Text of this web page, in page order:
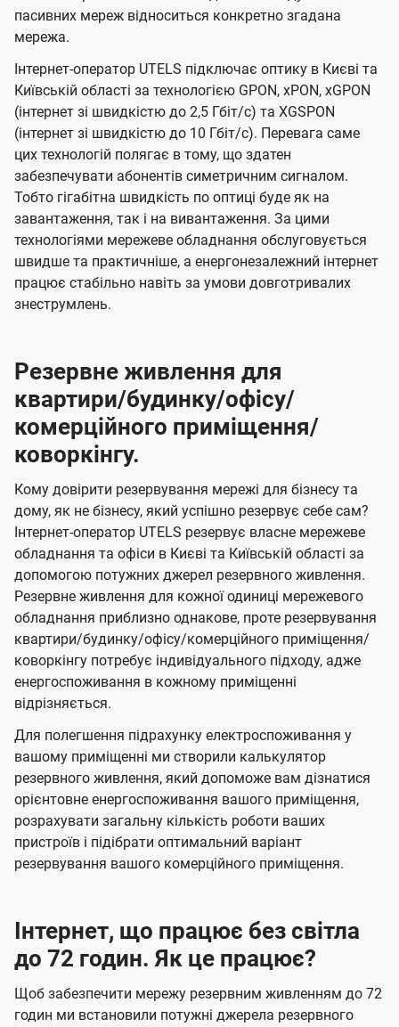
пасивних мереж відноситься конкретно згадана
мережа.
Інтернет-оператор UTELS підключає оптику в Києві та
Київській області за технологією GPON, xPON, xGPON
(інтернет зі швидкістю до 2,5 Гбіт/с) та XGSPON
(інтернет зі швидкістю до 10 Гбіт/с). Перевага саме
цих технологій полягає в тому, що здатен
забезпечувати абонентів симетричним сигналом.
Тобто гігабітна швидкість по оптиці буде як на
завантаження, так і на вивантаження. За цими
технологіями мережеве обладнання обслуговується
швидше та практичніше, а енергонезалежний інтернет
працює стабільно навіть за умови довготривалих
знеструмлень.
Резервне живлення для
квартири/будинку/офісу/
комерційного приміщення/
коворкінгу.
Кому довірити резервування мережі для бізнесу та
дому, як не бізнесу, який успішно резервує себе сам?
Інтернет-оператор UTELS резервує власне мережеве
обладнання та офіси в Києві та Київській області за
допомогою потужних джерел резервного живлення.
Резервне живлення для кожної одиниці мережевого
обладнання приблизно однакове, проте резервування
квартири/будинку/офісу/комерційного приміщення/
коворкінгу потребує індивідуального підходу, адже
енергоспоживання в кожному приміщенні
відрізняється.
Для полегшення підрахунку електроспоживання у
вашому приміщенні ми створили калькулятор
резервного живлення, який допоможе вам дізнатися
орієнтовне енергоспоживання вашого приміщення,
розрахувати загальну кількість роботи ваших
пристроїв і підібрати оптимальний варіант
резервування вашого комерційного приміщення.
Інтернет, що працює без світла
до 72 годин. Як це працює?
Щоб забезпечити мережу резервним живленням до 72
годин ми встановили потужні джерела резервного